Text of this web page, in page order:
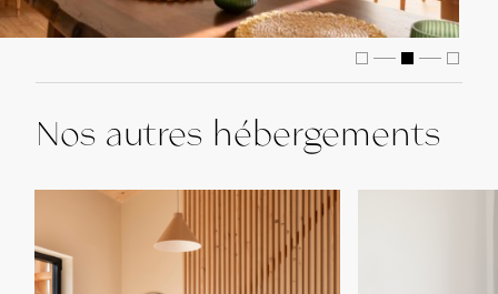
Nos autres hébergements